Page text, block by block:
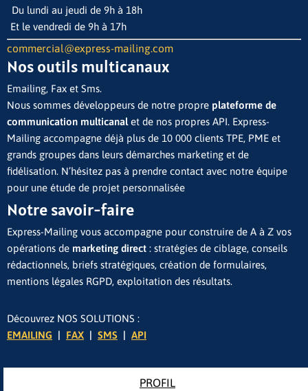
Du lundi au jeudi de 9h à 18h
Et le vendredi de 9h à 17h
commercial@express-mailing.com
Nos outils multicanaux
Emailing, Fax et Sms.
Nous sommes développeurs de notre propre plateforme de
communication multicanalet de nos propres API. Express-
Mailing accompagne déjà plus de 10 000 clients TPE, PME et
grands groupes dans leurs démarches marketing et de
fidélisation. N’hésitez pas à prendre contact avec notre équipe
pour une étude de projet personnalisée
Notre savoir-faire
Express-Mailing vous accompagne pour construire de A à Z vos
opérations de marketing direct : stratégies de ciblage, conseils
rédactionnels, briefs stratégiques, création de formulaires,
mentions légales RGPD, exploitation des résultats.
Découvrez NOS SOLUTIONS :
EMAILING | FAX | SMS | API
PROFIL